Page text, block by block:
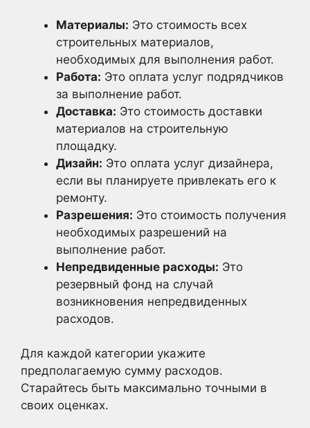
Материалы: Это стоимость всех
строительных материалов,
необходимых для выполнения работ.
Работа: Это оплата услуг подрядчиков
за выполнение работ.
Доставка: Это стоимость доставки
материалов на строительную
площадку.
Дизайн: Это оплата услуг дизайнера,
если вы планируете привлекать его к
ремонту.
Разрешения: Это стоимость получения
необходимых разрешений на
выполнение работ.
Непредвиденные расходы: Это
резервный фонд на случай
возникновения непредвиденных
расходов.
Для каждой категории укажите
предполагаемую сумму расходов.
Старайтесь быть максимально точными в
своих оценках.